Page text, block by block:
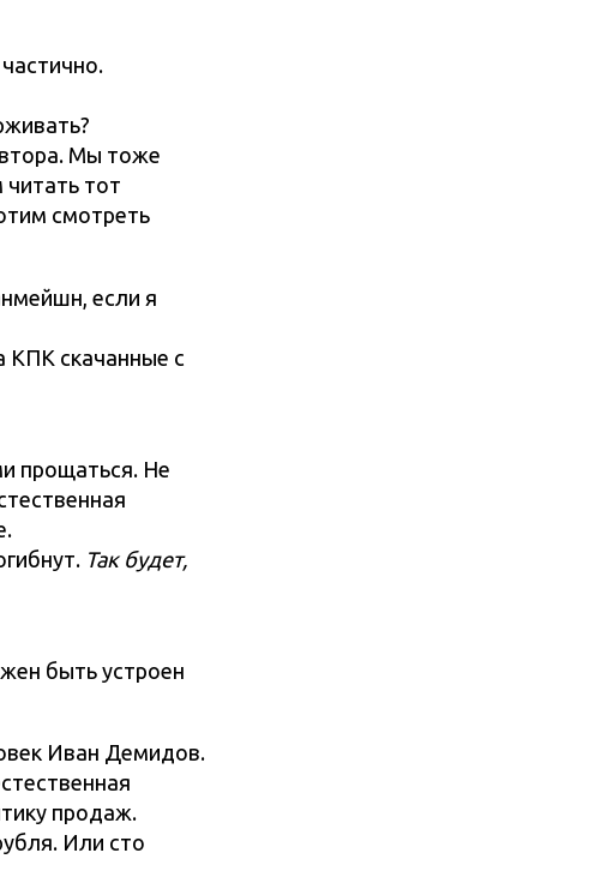
Мы тоже
тот
смотреть
если я
КПК скачанные с
прощаться. Не
Так будет,
быть устроен
Иван Демидов.
продаж.
Или сто